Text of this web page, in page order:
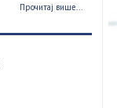
Прочитај више...